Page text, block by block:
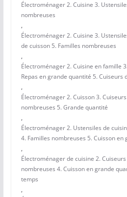
Électroménager 2. Cuisine 3.
nombreuses
,
Électroménager 2. Cuisine 3.
de cuisson 5. Familles nombreuses
,
Électroménager 2. Cuisine en famille
Repas en grande quantité 5. Cuiseurs
,
Électroménager 2. Cuisson 3.
nombreuses 5. Grande quantité
,
Électroménager 2. Ustensiles de
4. Familles nombreuses 5. Cuisson en
,
Électroménager de cuisine 2.
nombreuses 4. Cuisson en grande
temps
,